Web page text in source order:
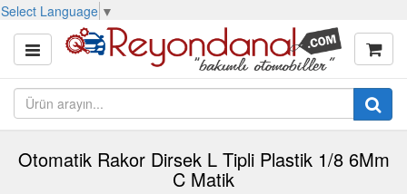
Select Language ▼
Otomatik Rakor Dirsek L Tipli Plastik 1/8 6Mm
C Matik